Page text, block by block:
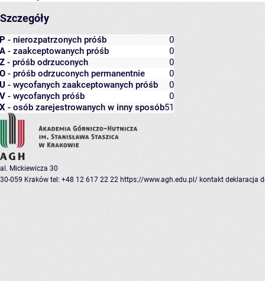
Szczegóły
P - nierozpatrzonych próśb
0
A - zaakceptowanych próśb
0
Z - próśb odrzuconych
0
O - próśb odrzuconych permanentnie
0
U - wycofanych zaakceptowanych próśb
0
V - wycofanych próśb
0
X - osób zarejestrowanych w inny sposób51
al. Mickiewicza 30
30-059 Kraków tel: +48 12 617 22 22 https://www.agh.edu.pl/ kontakt deklaracja